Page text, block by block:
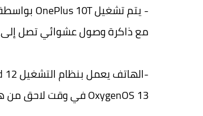
مع ذاكرة وصول عشوائي تصل إلى 16 جيجابايت وذاكرة تخزين داخلية 256 جيجابايت.
OxygenOS 13 في وقت لاحق من هذا العام.